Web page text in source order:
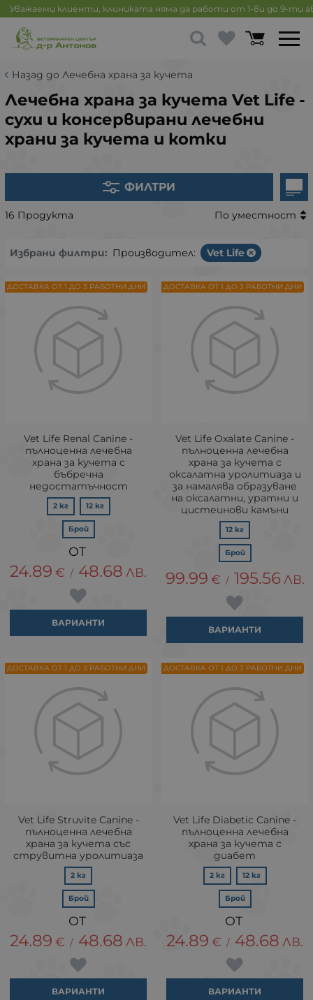
Уважаеми клиенти, клиниката няма да работи от 1-ви до 9-ти
Назад до Лечебна храна за кучета
Лечебна храна за кучета Vet Life -
сухи и консервирани лечебни
храни за кучета и котки
ФИЛТРИ
16 Продукта По уместност
Избрани филтри: Производител: Vet Life
Vet Life Renal Canine -
пълноценна лечебна
храна за кучета с
бъбречна
недостатъчност
2 кг 12 кг
Брой
24.89 € / 48.68 ЛВ.
ВАРИАНТИ
ДОСТАВКА ОТ 1 ДО 3 РАБОТНИ ДНИ
Vet Life Oxalate Canine -
пълноценна лечебна
храна за кучета с
оксалатна уролитиаза и
за намалява образуване
на оксалатни, уратни и
цистеинови камъни
12 кг
Брой
99.99 € / 195.56 ЛВ.
ВАРИАНТИ
ДОСТАВКА ОТ 1 ДО 3 РАБОТНИ ДНИ
Vet Life Struvite Canine -
пълноценна лечебна
храна за кучета със
струвитна уролитиаза
2 кг
Брой
24.89 € / 48.68 ЛВ.
ВАРИАНТИ
ДОСТАВКА ОТ 1 ДО 3 РАБОТНИ ДНИ
Vet Life Diabetic Canine -
пълноценна лечебна
храна за кучета с
диабет
2 кг 12 кг
Брой
24.89 € / 48.68 ЛВ.
ВАРИАНТИ
ДОСТАВКА ОТ 1 ДО 3 РАБОТНИ ДНИ